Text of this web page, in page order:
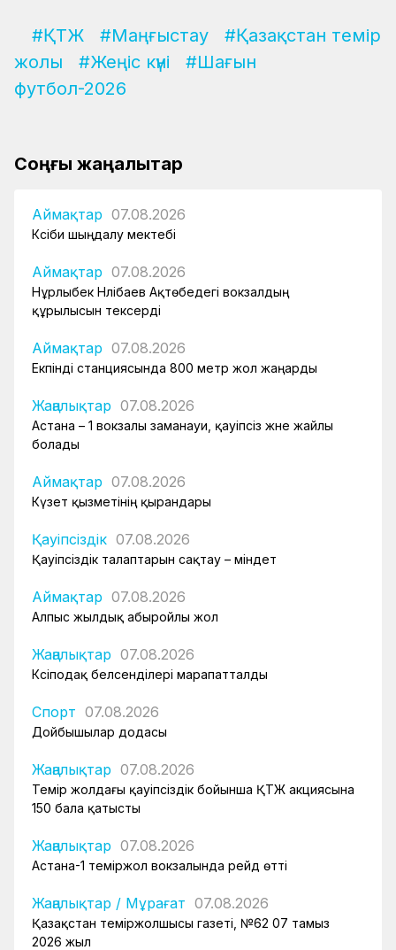
#ҚТЖ #Маңғыстау
#Қазақстан темір
жолы
#Жеңіс күні
#Шағын
футбол-2026
Соңғы жаңалықтар
Аймақтар 07.08.2026
Кәсіби шыңдалу мектебі
Аймақтар 07.08.2026
Нұрлыбек Нәлібаев Ақтөбедегі вокзалдың
құрылысын тексерді
Аймақтар 07.08.2026
Екпінді станциясында 800 метр жол жаңарды
Жаңалықтар 07.08.2026
Астана – 1 вокзалы заманауи, қауіпсіз және жайлы
болады
Аймақтар 07.08.2026
Күзет қызметінің қырандары
Қауіпсіздік 07.08.2026
Қауіпсіздік талаптарын сақтау – міндет
Аймақтар 07.08.2026
Алпыс жылдық абыройлы жол
Жаңалықтар 07.08.2026
Кәсіподақ белсенділері марапатталды
Спорт 07.08.2026
Дойбышылар додасы
Жаңалықтар 07.08.2026
Темір жолдағы қауіпсіздік бойынша ҚТЖ акциясына
150 бала қатысты
Жаңалықтар 07.08.2026
Астана-1 теміржол вокзалында рейд өтті
Жаңалықтар / Мұрағат 07.08.2026
Қазақстан теміржолшысы газеті, №62 07 тамыз
2026 жыл